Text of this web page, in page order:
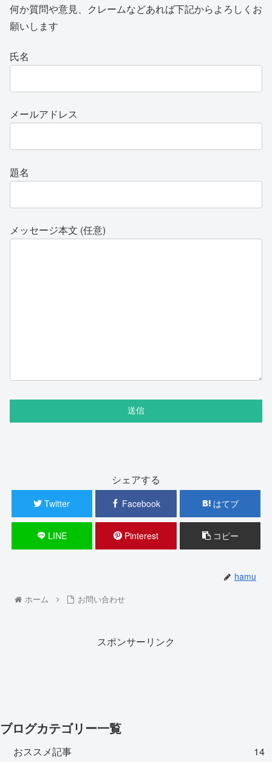
何か質問や意見、クレームなどあれば下記からよろしくお
願いします
氏名
メールアドレス
題名
メッセージ本文 (任意)
シェアする
Twitter Facebook はてブ
LINE Pinterest コピー
hamu
ホーム お問い合わせ
スポンサーリンク
ブログカテゴリー一覧
おススメ記事
14